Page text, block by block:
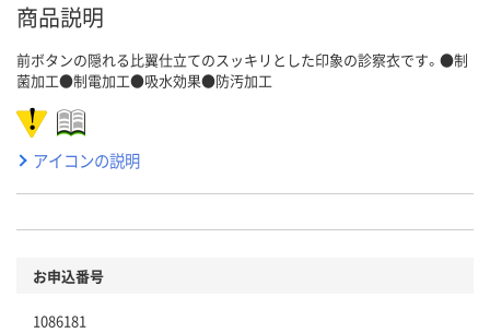
商品説明
前ボタンの隠れる比翼仕立てのスッキリとした印象の診察衣です。●制
菌加工●制電加工●吸水効果●防汚加工
アイコンの説明
お申込番号
1086181